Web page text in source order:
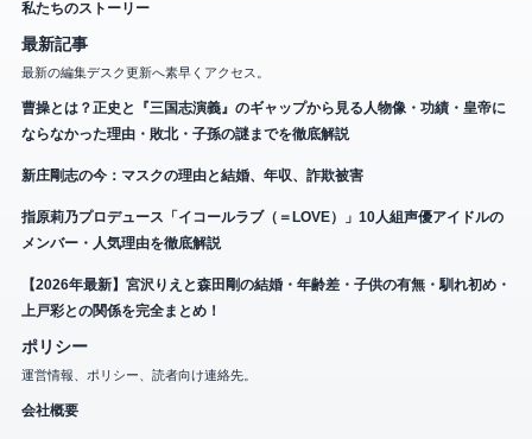
私たちのストーリー
最新記事
最新の編集デスク更新へ素早くアクセス。
曹操とは？正史と『三国志演義』のギャップから見る人物像・功績・皇帝に
ならなかった理由・敗北・子孫の謎までを徹底解説
新庄剛志の今：マスクの理由と結婚、年収、詐欺被害
指原莉乃プロデュース「イコールラブ（＝LOVE）」10人組声優アイドルの
メンバー・人気理由を徹底解説
【2026年最新】宮沢りえと森田剛の結婚・年齢差・子供の有無・馴れ初め・
上戸彩との関係を完全まとめ！
ポリシー
運営情報、ポリシー、読者向け連絡先。
会社概要